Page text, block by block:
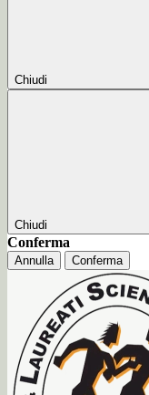
Chiudi
Chiudi
Conferma
Annulla Conferma